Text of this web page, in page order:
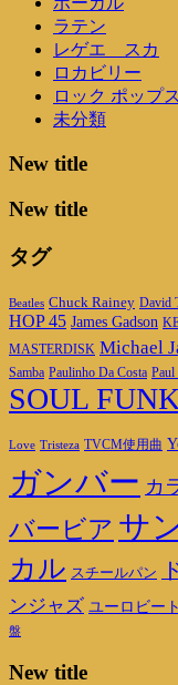
ラテン
レゲエ スカ
ロカビリー
ロック ポップス
未分類
New title
New title
タグ
Beatles Chuck Rainey David
HOP 45 James Gadson
MASTERDISK Michael
Samba Paulinho Da Costa Paul
SOUL
Love Tristeza TVCM使用曲
ガンバー カ
バービア サ
カル スチールパン
ンジャズ ユーロビート
盤
New title